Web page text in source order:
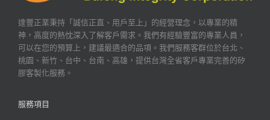
達豐正業秉持「誠信正直、用戶至上」的經營理念，以專業的精
神，高度的熱忱深入了解客戶需求。我們有經驗豐富的專業人員，
可以在您的預算上，建議最適合的品項。我們服務客群位於台北、
桃園、新竹、台中、台南、高雄，提供台灣全省客戶專業完善的矽
膠客製化服務。
服務項目